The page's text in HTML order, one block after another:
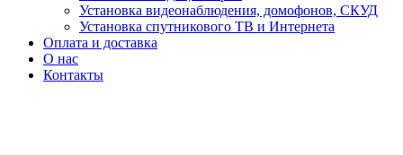
Установка видеонаблюдения, домофонов, СКУД
Установка спутникового ТВ и Интернета
Оплата и доставка
О нас
Контакты